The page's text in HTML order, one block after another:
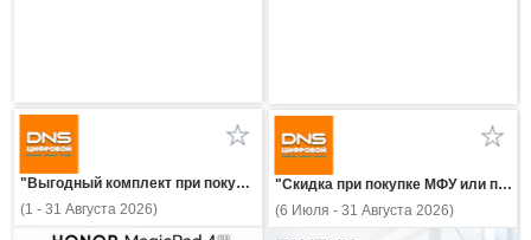
"Выгодный комплект при покупке планшета HONOR!"
(1 - 31 Августа 2026)
"Скидка при покупке МФУ или принтера Pantum с картриджем!"
(6 Июля - 31 Августа 2026)